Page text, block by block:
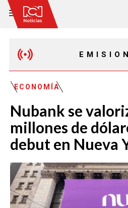
EMISIÓN 12:30 PM
EMISIÓN
ECONOMÍA
Nubank se
millones de
debut en Nueva